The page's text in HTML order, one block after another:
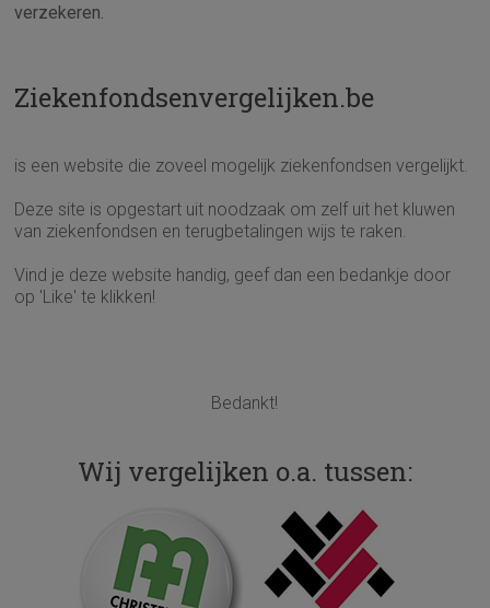
verzekeren.
Ziekenfondsenvergelijken.be
is een website die zoveel mogelijk ziekenfondsen vergelijkt.
Deze site is opgestart uit noodzaak om zelf uit het kluwen
van ziekenfondsen en terugbetalingen wijs te raken.
Vind je deze website handig, geef dan een bedankje door
op 'Like' te klikken!
Bedankt!
Wij vergelijken o.a. tussen: